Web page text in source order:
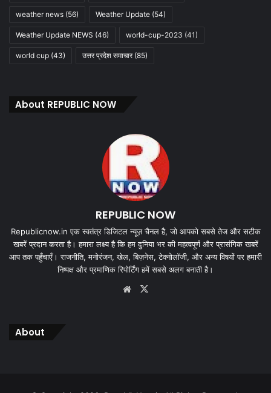
weather news (56) Weather Update (54)
Weather Update NEWS (46) world-cup-2023 (41)
world cup (43) उत्तर प्रदेश समाचार(85)
About REPUBLIC NOW
REPUBLIC NOW
Republicnow.in एक स्वतंत्र डिजिटल न्यूज़ चैनल है, जो आपको सबसे तेज और सटीक
खबरें प्रदान करता है। हमारा लक्ष्य है कि हम दुनिया भर की महत्वपूर्ण और प्रासंगिक खबरें
आप तक पहुँचाएँ। राजनीति, मनोरंजन, खेल, बिज़नेस, टेक्नोलॉजी, और अन्य विषयों पर हमारी
निष्पक्ष और प्रमाणिक रिपोर्टिंग हमें सबसे अलग बनाती है।
Website
About